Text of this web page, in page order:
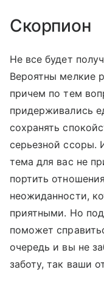
Скорпион
Не все будет
Вероятны мелкие
причем по тем
придерживались
сохранять
серьезной ссоры.
тема для вас не
портить
неожиданности,
приятными. Но
поможет
очередь и вы не
заботу, так ваши